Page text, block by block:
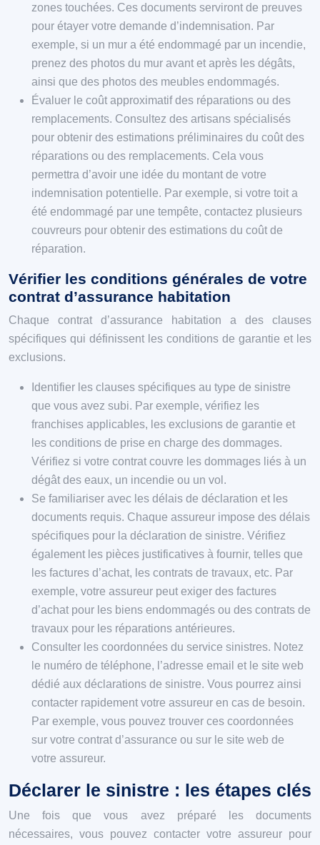
zones touchées. Ces documents serviront de preuves
pour étayer votre demande d’indemnisation. Par
exemple, si un mur a été endommagé par un incendie,
prenez des photos du mur avant et après les dégâts,
ainsi que des photos des meubles endommagés.
Évaluer le coût approximatif des réparations ou des
remplacements. Consultez des artisans spécialisés
pour obtenir des estimations préliminaires du coût des
réparations ou des remplacements. Cela vous
permettra d’avoir une idée du montant de votre
indemnisation potentielle. Par exemple, si votre toit a
été endommagé par une tempête, contactez plusieurs
couvreurs pour obtenir des estimations du coût de
réparation.
Vérifier les conditions générales de votre
contrat d’assurance habitation
Chaque contrat d’assurance habitation a des clauses
spécifiques qui définissent les conditions de garantie et les
exclusions.
Identifier les clauses spécifiques au type de sinistre
que vous avez subi. Par exemple, vérifiez les
franchises applicables, les exclusions de garantie et
les conditions de prise en charge des dommages.
Vérifiez si votre contrat couvre les dommages liés à un
dégât des eaux, un incendie ou un vol.
Se familiariser avec les délais de déclaration et les
documents requis. Chaque assureur impose des délais
spécifiques pour la déclaration de sinistre. Vérifiez
également les pièces justificatives à fournir, telles que
les factures d’achat, les contrats de travaux, etc. Par
exemple, votre assureur peut exiger des factures
d’achat pour les biens endommagés ou des contrats de
travaux pour les réparations antérieures.
Consulter les coordonnées du service sinistres. Notez
le numéro de téléphone, l’adresse email et le site web
dédié aux déclarations de sinistre. Vous pourrez ainsi
contacter rapidement votre assureur en cas de besoin.
Par exemple, vous pouvez trouver ces coordonnées
sur votre contrat d’assurance ou sur le site web de
votre assureur.
Déclarer le sinistre : les étapes clés
Une fois que vous avez préparé les documents
nécessaires, vous pouvez contacter votre assureur pour